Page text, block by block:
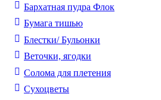
Бархатная пудра Флок
Бумага тишью
Блестки/ Бульонки
Веточки, ягодки
Солома для плетения
Cухоцветы